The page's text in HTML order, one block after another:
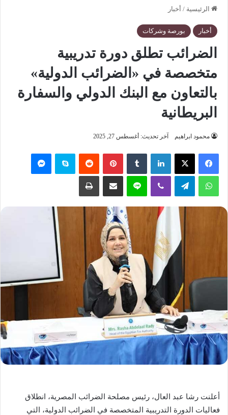
الرئيسية / أخبار
أخبار بورصة وشركات
الضرائب تطلق دورة تدريبية
متخصصة في «الضرائب الدولية»
بالتعاون مع البنك الدولي والسفارة
البريطانية
محمود ابراهيم آخر تحديث: أغسطس 27, 2025
فيسبوك ‫X لينكدإن بينتيريست سكايب
واتساب تيلقرام لاين
أعلنت رشا عبد العال، رئيس مصلحة الضرائب المصرية، انطلاق
فعاليات الدورة التدريبية المتخصصة في الضرائب الدولية، التي